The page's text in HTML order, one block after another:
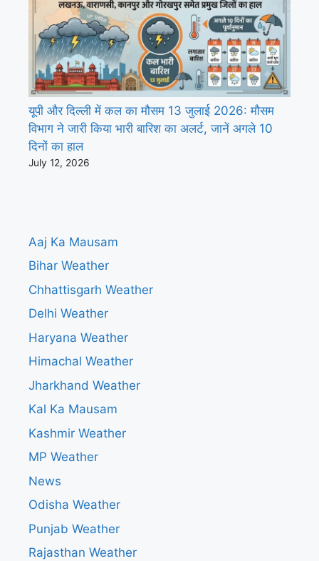
यूपी और दिल्ली में कल का मौसम 13 जुलाई 2026: मौसम
विभाग ने जारी किया भारी बारिश का अलर्ट, जानें अगले 10
दिनों का हाल
July 12, 2026
Aaj Ka Mausam
Bihar Weather
Chhattisgarh Weather
Delhi Weather
Haryana Weather
Himachal Weather
Jharkhand Weather
Kal Ka Mausam
Kashmir Weather
MP Weather
News
Odisha Weather
Punjab Weather
Rajasthan Weather